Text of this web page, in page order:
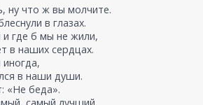
ну что ж вы молчите.
в глазах.
где б мы не жили,
в наших сердцах.
в наши души.
«Не беда».